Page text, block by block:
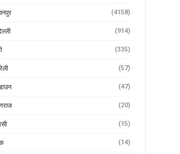
(4158)
(914)
(335)
(57)
(47)
(20)
(15)
(14)